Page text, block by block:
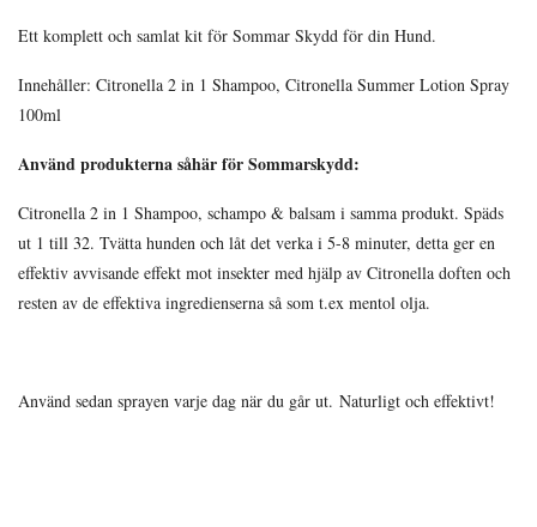
Ett komplett och samlat kit för Sommar Skydd för din Hund.
Innehåller: Citronella 2 in 1 Shampoo, Citronella Summer Lotion Spray
100ml
Använd produkterna såhär för Sommarskydd:
Citronella 2 in 1 Shampoo, schampo & balsam i samma produkt. Späds
ut 1 till 32. Tvätta hunden och låt det verka i 5-8 minuter, detta ger en
effektiv avvisande effekt mot insekter med hjälp av Citronella doften och
resten av de effektiva ingredienserna så som t.ex mentol olja.
Använd sedan sprayen varje dag när du går ut. Naturligt och effektivt!